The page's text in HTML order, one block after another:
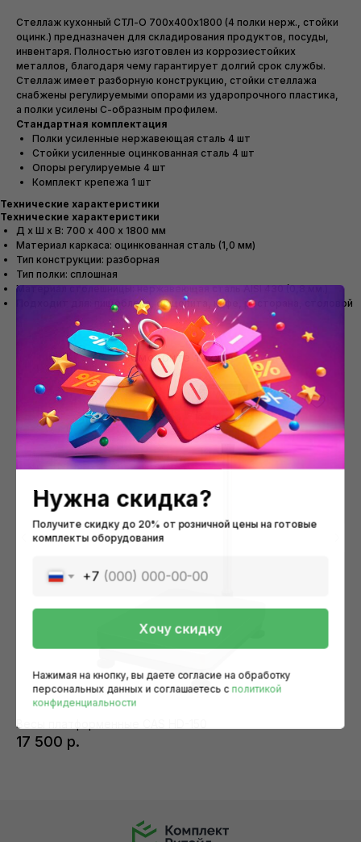
Нужна скидка?
Получите скидку до 20% от розничной цены на готовые
комплекты оборудования
+7
Хочу скидку
Нажимая на кнопку, вы даете согласие на обработку
персональных данных и соглашаетесь c политикой
конфиденциальности
Стеллаж кухонный СТЛ-О 700х400х1800 (4 полки нерж., стойки
оцинк.) предназначен для складирования продуктов, посуды,
инвентаря. Полностью изготовлен из коррозиестойких
металлов, благодаря чему гарантирует долгий срок службы.
Стеллаж имеет разборную конструкцию, стойки стеллажа
снабжены регулируемыми опорами из ударопрочного пластика,
а полки усилены С-образным профилем.
Стандартная комплектация
Полки усиленные нержавеющая сталь 4 шт
Стойки усиленные оцинкованная сталь 4 шт
Опоры регулируемые 4 шт
Комплект крепежа 1 шт
Технические характеристики
Технические характеристики
Д х Ш х В: 700 х 400 х 1800 мм
Материал каркаса: оцинкованная сталь (1,0 мм)
Тип конструкции: разборная
Тип полки: сплошная
Материал столешницы: нержавеющая сталь AISI 430 (0,8 мм.)
Подходит для: пищеблока, общепита, кафе, ресторана, столовой
Смотрите также
Весы платформенные CAS HD-150
17 500 р.
Оборудование
По категориям
9:00-18:00
Выходные: